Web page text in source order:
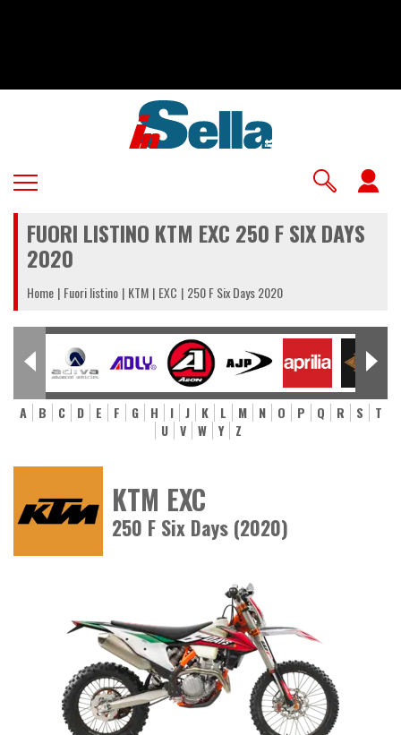
FUORI LISTINO KTM EXC 250 F SIX DAYS
2020
Home Fuori listino KTM EXC 250 F Six Days 2020
A B C D E F G H I J K L M N O P Q R S
T
U
V W Y Z
KTM EXC
250 F Six Days (2020)